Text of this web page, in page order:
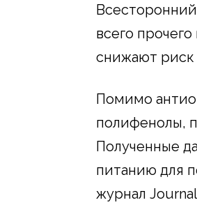
всего
снижают риск
Помимо
полифенолы,
Полученные
питанию для
журнал